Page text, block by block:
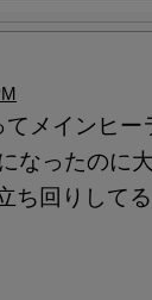
てメインヒー
なったのに
ち回りして